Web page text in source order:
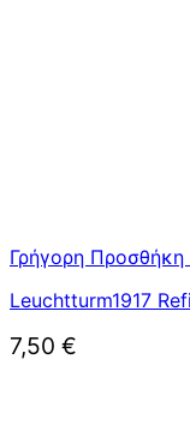
Γρήγορη
Leuchtturm1917
7,50 €